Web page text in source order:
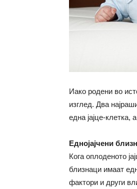
Иако родени во
изглед. Два
една јајце-клетка,
Еднојајчени
Кога оплоденото
близнаци имаат
фактори и други